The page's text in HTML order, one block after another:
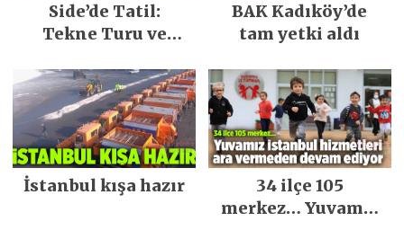
Side’de Tatil:
Tekne Turu ve
BAK Kadıköy’de
tam yetki aldı
İstanbul kışa hazır
34 ilçe 105
merkez… Yuvamız